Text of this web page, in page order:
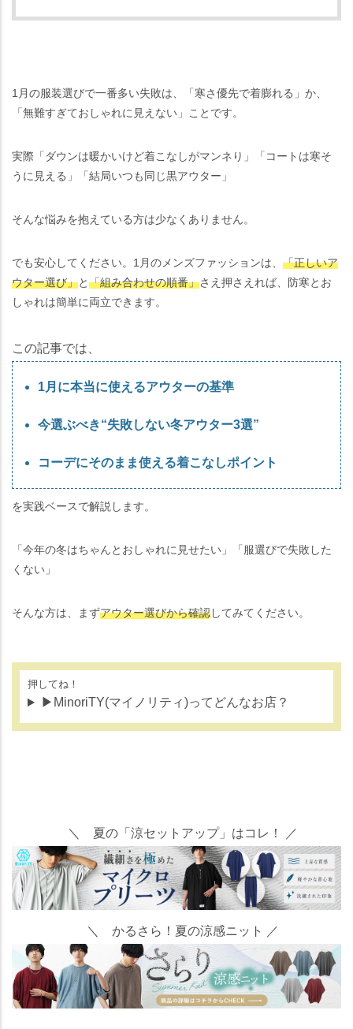
1月の服装選びで一番多い失敗は、「寒さ優先で着膨れる」か、
「無難すぎておしゃれに見えない」ことです。
実際「ダウンは暖かいけど着こなしがマンネり」「コートは寒そ
うに見える」「結局いつも同じ黒アウター」
そんな悩みを抱えている方は少なくありません。
でも安心してください。1月のメンズファッションは、 「正しいア
ウター選び」と「組み合わせの順番」さえ押さえれば、防寒とお
しゃれは簡単に両立できます。
この記事では、
1月に本当に使えるアウターの基準
今選ぶべき“失敗しない冬アウター3選”
コーデにそのまま使える着こなしポイント
を実践ベースで解説します。
「今年の冬はちゃんとおしゃれに見せたい」「服選びで失敗した
くない」
そんな方は、まずアウター選びから確認してみてください。
押してね！
▶MinoriTY(マイノリティ)ってどんなお店？
＼ 夏の「涼セットアップ」はコレ！ ／
＼ かるさら！夏の涼感ニット ／